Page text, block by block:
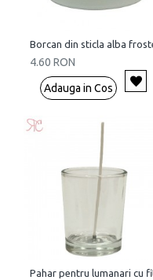
4.60 RON
Adauga in Cos